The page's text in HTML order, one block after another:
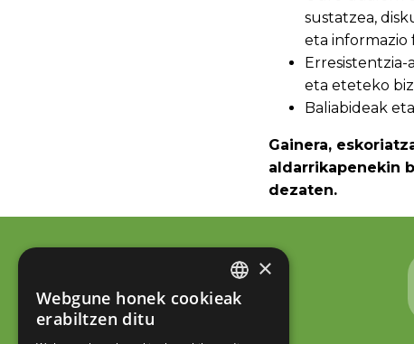
sustatzea,
eta
eta eteteko
Baliabideak
Gainera,
aldarrikapenekin
dezaten.
BASQUE
SPANISH
×
Webgune honek cookieak
erabiltzen ditu